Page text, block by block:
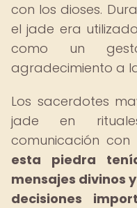
con los dioses.
el jade era
como un
agradecimiento a
Los sacerdotes
jade en
comunicación con
esta piedra
mensajes divinos
decisiones